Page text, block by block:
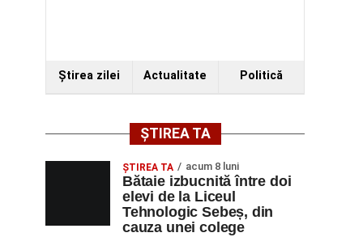
Ştirea zilei Actualitate Politică
ȘTIREA TA
ŞTIREA TA acum 8 luni
Bătaie izbucnită între doi
elevi de la Liceul
Tehnologic Sebeș, din
cauza unei colege